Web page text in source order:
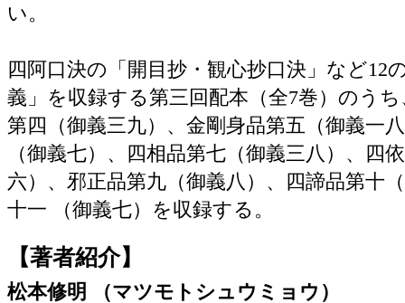
い。
四阿口決の「開目抄・観心抄口決」など12
義」を収録する第三回配本（全7巻）のう
第四（御義三九）、金剛身品第五（御義一
（御義七）、四相品第七（御義三八）、四
六）、邪正品第九（御義八）、四諦品第十
十一 （御義七）を収録する。
【著者紹介】
松本修明 （マツモトシュウミョウ）